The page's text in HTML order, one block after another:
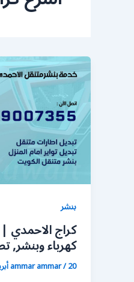
بنشر
كهرباء وبنشر,
ammar ammar/20 أبريل، 2020